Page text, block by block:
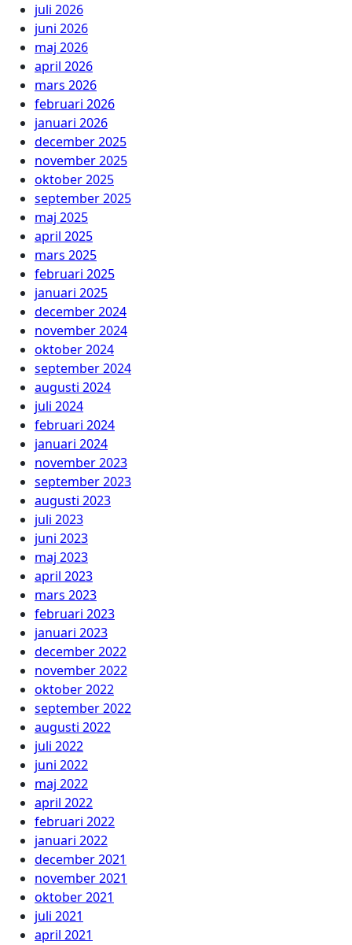
juli 2026
juni 2026
maj 2026
april 2026
mars 2026
februari 2026
januari 2026
december 2025
november 2025
oktober 2025
september 2025
maj 2025
april 2025
mars 2025
februari 2025
januari 2025
december 2024
november 2024
oktober 2024
september 2024
augusti 2024
juli 2024
februari 2024
januari 2024
november 2023
september 2023
augusti 2023
juli 2023
juni 2023
maj 2023
april 2023
mars 2023
februari 2023
januari 2023
december 2022
november 2022
oktober 2022
september 2022
augusti 2022
juli 2022
juni 2022
maj 2022
april 2022
februari 2022
januari 2022
december 2021
november 2021
oktober 2021
juli 2021
april 2021